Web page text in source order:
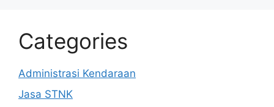
Categories
Administrasi Kendaraan
Jasa STNK